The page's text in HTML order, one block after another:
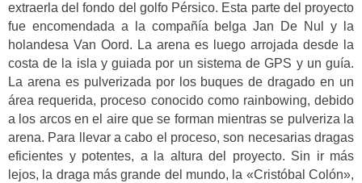
extraerla del fondo del golfo Pérsico. Esta parte del proyecto
fue encomendada a la compañía belga Jan De Nul y la
holandesa Van Oord. La arena es luego arrojada desde la
costa de la isla y guiada por un sistema de GPS y un guía.
La arena es pulverizada por los buques de dragado en un
área requerida, proceso conocido como rainbowing, debido
a los arcos en el aire que se forman mientras se pulveriza la
arena. Para llevar a cabo el proceso, son necesarias dragas
eficientes y potentes, a la altura del proyecto. Sin ir más
lejos, la draga más grande del mundo, la «Cristóbal Colón»,